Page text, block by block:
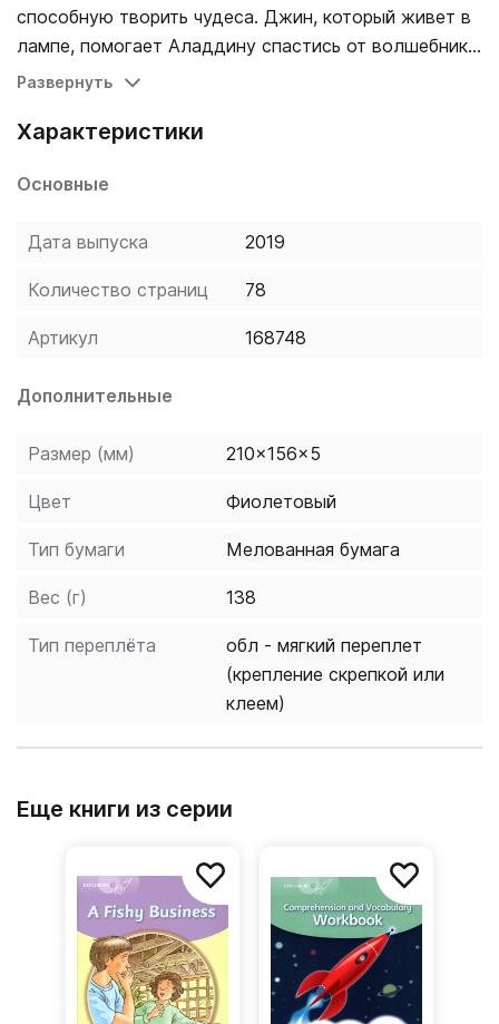
способную творить чудеса. Джин, который живет в
лампе, помогает Аладдину спастись от волшебника
и вернуться домой. Потом Аладдин встречает
Сможет ли Джин помочь Аладдину и на этот раз?
Развернуть
Характеристики
Основные
Дата выпуска 2019
Количество страниц 78
Артикул 168748
Дополнительные
Размер (мм) 210x156x5
Цвет Фиолетовый
Тип бумаги Мелованная бумага
Вес (г) 138
Тип переплёта
обл - мягкий переплет
(крепление скрепкой или
клеем)
Еще книги из серии